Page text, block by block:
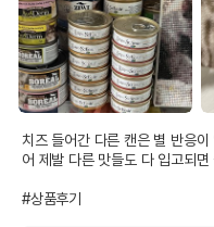
치즈 들어간 다른 캔은 별 반응
어 제발 다른 맛들도 다 입고되면
#상품후기